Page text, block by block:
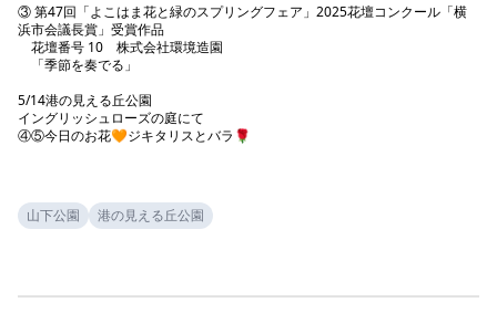
③ 第47回「よこはま花と緑のスプリングフェア」2025花壇コンクール「横
浜市会議長賞」受賞作品
「季節を奏でる」
5/14港の見える丘公園
イングリッシュローズの庭にて
④⑤今日のお花🧡ジキタリスとバラ🌹
山下公園 港の見える丘公園